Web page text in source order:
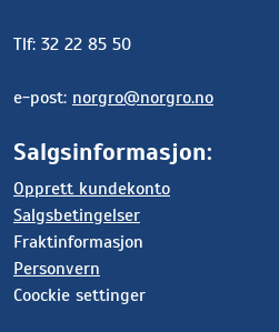
Tlf: 32 22 85 50
e-post: norgro@norgro.no
Salgsinformasjon:
Opprett kundekonto
Salgsbetingelser
Fraktinformasjon
Personvern
Coockie settinger